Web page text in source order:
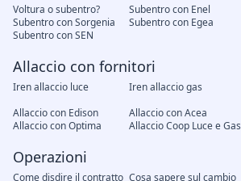
Voltura o subentro? Subentro con Enel
Subentro con Sorgenia
Subentro con Egea
Subentro con SEN
Allaccio con fornitori
Iren allaccio luce Iren allaccio gas
Allaccio con Edison
Allaccio con Acea
Allaccio con Optima
Allaccio Coop Luce e Gas
Operazioni
Come disdire il contratto Cosa sapere sul cambio